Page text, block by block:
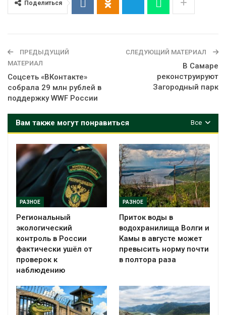
Поделиться
ПРЕДЫДУЩИЙ
МАТЕРИАЛ
Соцсеть «ВКонтакте»
собрала 29 млн рублей в
поддержку WWF России
СЛЕДУЮЩИЙ МАТЕРИАЛ
В Самаре
реконструируют
Загородный парк
Все
Вам также могут понравиться
РАЗНОЕ
Региональный
экологический
контроль в России
фактически ушёл от
проверок к
наблюдению
РАЗНОЕ
Приток воды в
водохранилища Волги и
Камы в августе может
превысить норму почти
в полтора раза